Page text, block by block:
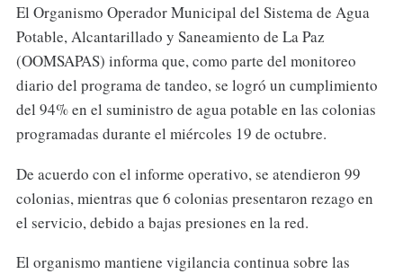
El Organismo Operador Municipal del Sistema de Agua
Potable, Alcantarillado y Saneamiento de La Paz
(OOMSAPAS) informa que, como parte del monitoreo
diario del programa de tandeo, se logró un cumplimiento
del 94% en el suministro de agua potable en las colonias
programadas durante el miércoles 19 de octubre.
De acuerdo con el informe operativo, se atendieron 99
colonias, mientras que 6 colonias presentaron rezago en
el servicio, debido a bajas presiones en la red.
El organismo mantiene vigilancia continua sobre las